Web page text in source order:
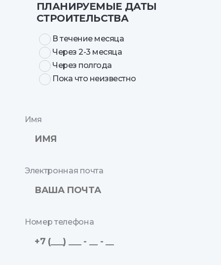
ПЛАНИРУЕМЫЕ ДАТЫ
СТРОИТЕЛЬСТВА
В течение месяца
Через 2-3 месяца
Через полгода
Пока что неизвестно
Имя
Электронная почта
Номер телефона